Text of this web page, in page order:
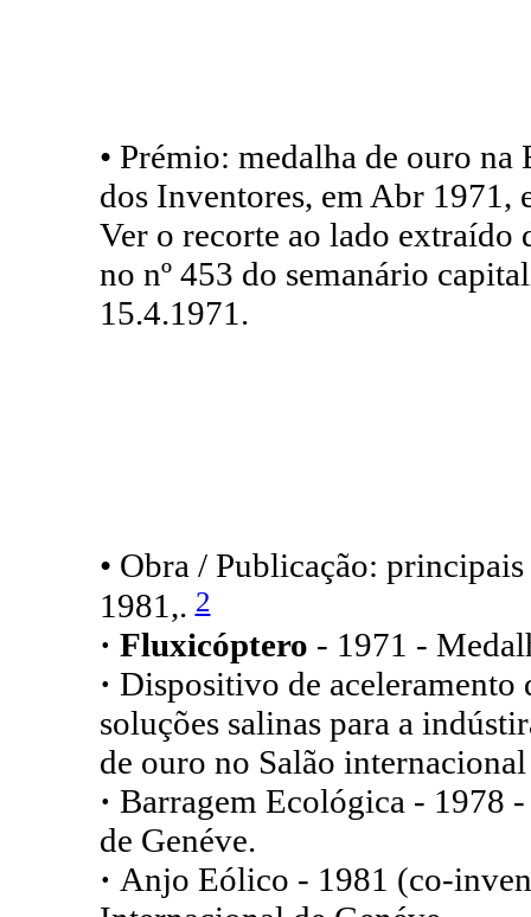
• Prémio: medalha de ouro
dos Inventores, em Abr 1971,
Ver o recorte ao lado extraído
no nº 453 do semanário
15.4.1971.
• Obra / Publicação:
1981,.2
· Fluxicóptero - 1971 -
· Dispositivo de aceleramento
soluções salinas para a
de ouro no Salão
· Barragem Ecológica - 1978
de Genéve.
· Anjo Eólico - 1981 (co-